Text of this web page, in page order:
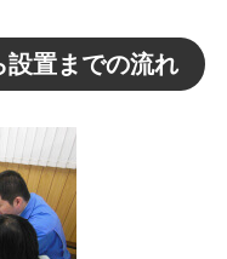
設置までの流れ